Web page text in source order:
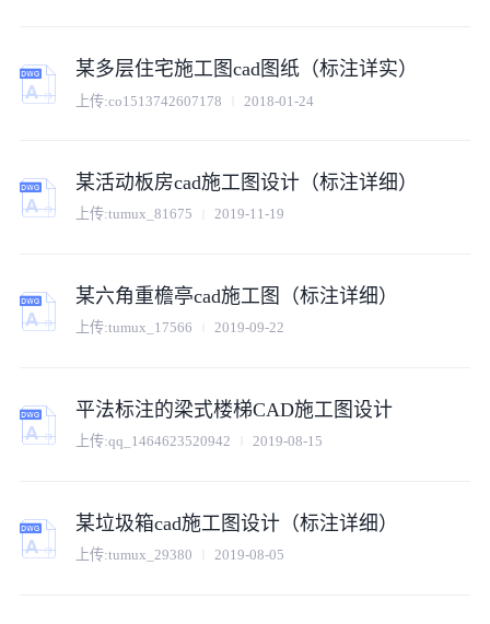
某多层住宅施工图cad图纸（标注详实）
上传:co1513742607178 2018-01-24
某活动板房cad施工图设计（标注详细）
上传:tumux_81675 2019-11-19
某六角重檐亭cad施工图（标注详细）
上传:tumux_17566 2019-09-22
平法标注的梁式楼梯CAD施工图设计
上传:qq_1464623520942 2019-08-15
某垃圾箱cad施工图设计（标注详细）
上传:tumux_29380 2019-08-05